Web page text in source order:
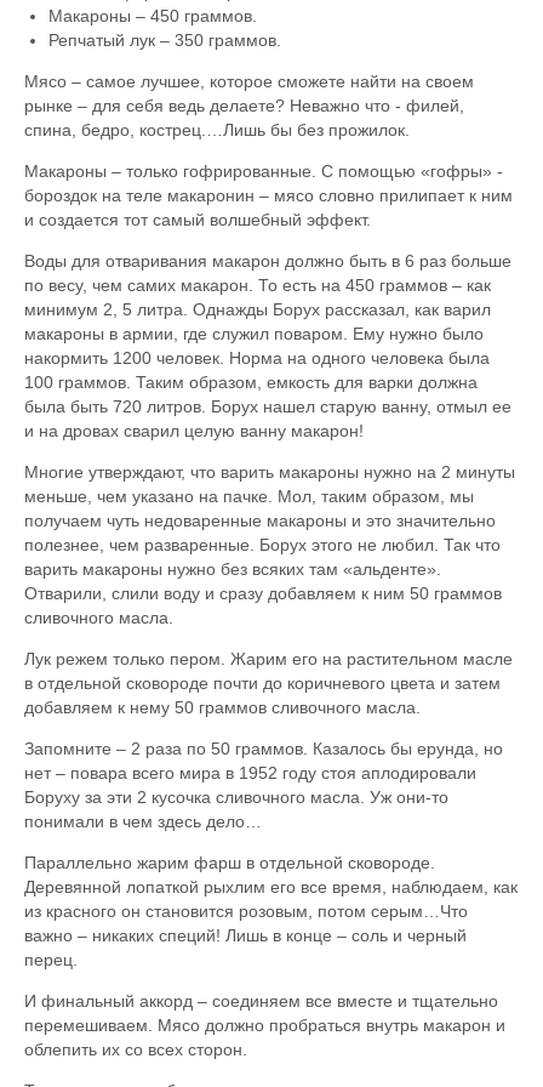
Макароны – 450 граммов.
Репчатый лук – 350 граммов.
Мясо – самое лучшее, которое сможете найти на своем
рынке – для себя ведь делаете? Неважно что - филей,
спина, бедро, кострец.…Лишь бы без прожилок.
Макароны – только гофрированные. С помощью «гофры» -
бороздок на теле макаронин – мясо словно прилипает к ним
и создается тот самый волшебный эффект.
Воды для отваривания макарон должно быть в 6 раз больше
по весу, чем самих макарон. То есть на 450 граммов – как
минимум 2, 5 литра. Однажды Борух рассказал, как варил
макароны в армии, где служил поваром. Ему нужно было
накормить 1200 человек. Норма на одного человека была
100 граммов. Таким образом, емкость для варки должна
была быть 720 литров. Борух нашел старую ванну, отмыл ее
и на дровах сварил целую ванну макарон!
Многие утверждают, что варить макароны нужно на 2 минуты
меньше, чем указано на пачке. Мол, таким образом, мы
получаем чуть недоваренные макароны и это значительно
полезнее, чем разваренные. Борух этого не любил. Так что
варить макароны нужно без всяких там «альденте».
Отварили, слили воду и сразу добавляем к ним 50 граммов
сливочного масла.
Лук режем только пером. Жарим его на растительном масле
в отдельной сковороде почти до коричневого цвета и затем
добавляем к нему 50 граммов сливочного масла.
Запомните – 2 раза по 50 граммов. Казалось бы ерунда, но
нет – повара всего мира в 1952 году стоя аплодировали
Боруху за эти 2 кусочка сливочного масла. Уж они-то
понимали в чем здесь дело…
Параллельно жарим фарш в отдельной сковороде.
Деревянной лопаткой рыхлим его все время, наблюдаем, как
из красного он становится розовым, потом серым…Что
важно – никаких специй! Лишь в конце – соль и черный
перец.
И финальный аккорд – соединяем все вместе и тщательно
перемешиваем. Мясо должно пробраться внутрь макарон и
облепить их со всех сторон.